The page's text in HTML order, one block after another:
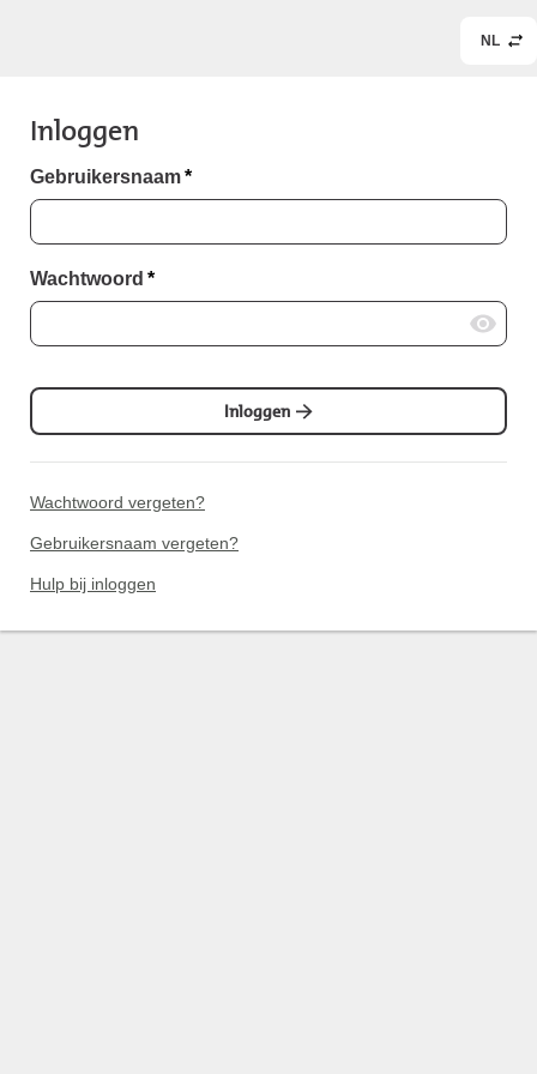
NL
Inloggen
Gebruikersnaam*
Wachtwoord *
Inloggen
Wachtwoord vergeten?
Gebruikersnaam vergeten?
Hulp bij inloggen